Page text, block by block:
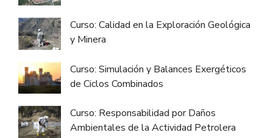
Curso: Calidad en la Exploración Geológica
y Minera
Curso: Simulación y Balances Exergéticos
de Ciclos Combinados
Curso: Responsabilidad por Daños
Ambientales de la Actividad Petrolera